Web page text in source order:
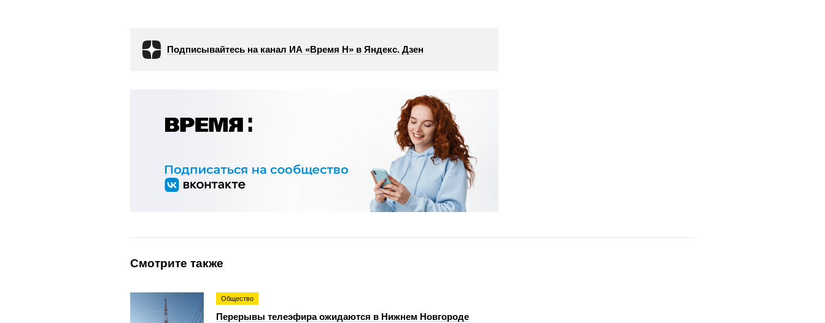
Подписывайтесь на канал ИА «Время Н» в Яндекс. Дзен
Смотрите также
Общество
Перерывы телеэфира ожидаются в Нижнем Новгороде